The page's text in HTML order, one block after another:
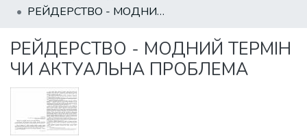
Collections
All of DSpace
Statistics
РЕЙДЕРСТВО - МОДНИЙ ТЕРМІН ЧИ АКТУАЛЬНА ПРОБЛЕМА
РЕЙДЕРСТВО - МОДНИЙ ТЕРМІН
ЧИ АКТУАЛЬНА ПРОБЛЕМА